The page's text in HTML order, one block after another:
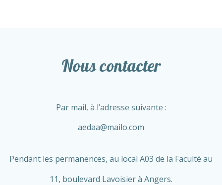
Nous contacter
Par mail, à l’adresse suivante :
aedaa@mailo.com
Pendant les permanences, au local A03 de la Faculté au
11, boulevard Lavoisier à Angers.